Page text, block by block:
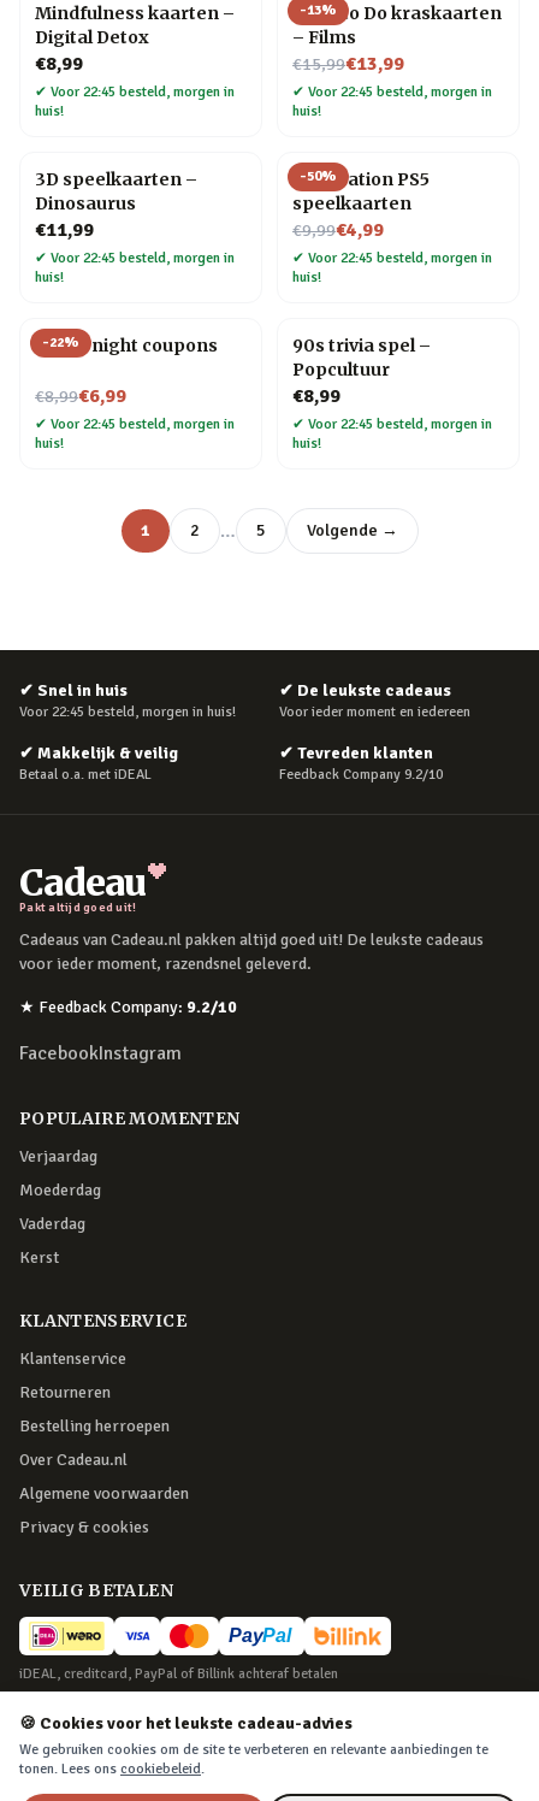
Mindfulness kaarten –
Digital Detox
€8,99
✔ Voor 22:45 besteld, morgen in
huis!
-13%
What to Do kraskaarten
– Films
€15,99
Nu voor€13,99
✔ Voor 22:45 besteld, morgen in
huis!
3D speelkaarten –
Dinosaurus
€11,99
✔ Voor 22:45 besteld, morgen in
huis!
-50%
PlayStation PS5
speelkaarten
€9,99
Nu voor€4,99
✔ Voor 22:45 besteld, morgen in
huis!
-22%
Movie night coupons
€8,99
Nu voor€6,99
✔ Voor 22:45 besteld, morgen in
huis!
90s trivia spel –
Popcultuur
€8,99
✔ Voor 22:45 besteld, morgen in
huis!
1 2 … 5 Volgende →
✔ Snel in huis
Voor 22:45 besteld, morgen in huis!
✔ De leukste cadeaus
Voor ieder moment en iedereen
✔ Makkelijk & veilig
Betaal o.a. met iDEAL
✔ Tevreden klanten
Feedback Company 9.2/10
Cadeau
Pakt altijd goed uit!
Cadeaus van Cadeau.nl pakken altijd goed uit! De leukste cadeaus
voor ieder moment, razendsnel geleverd.
★ Feedback Company: 9.2/10
FacebookInstagram
POPULAIRE MOMENTEN
Verjaardag
Moederdag
Vaderdag
Kerst
KLANTENSERVICE
Klantenservice
Retourneren
Bestelling herroepen
Over Cadeau.nl
Algemene voorwaarden
Privacy & cookies
VEILIG BETALEN
iDEAL, creditcard, PayPal of Billink achteraf betalen
BEZORGING
Voor 22:45 besteld, morgen in huis. Tot 365 dagen retourneren.
🍪 Cookies voor het leukste cadeau-advies
We gebruiken cookies om de site te verbeteren en relevante aanbiedingen te
tonen. Lees ons cookiebeleid.